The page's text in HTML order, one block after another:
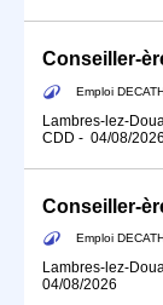
Conseiller-
Emploi
Lambres-lez-
CDD - 04/08/2026
Emploi
Lambres-lez-
04/08/2026